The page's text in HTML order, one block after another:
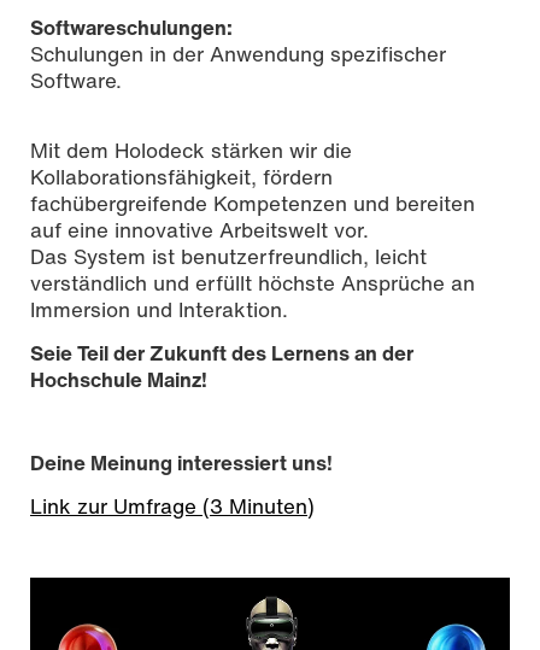
Softwareschulungen:
Schulungen in der Anwendung spezifischer
Software.
Mit dem Holodeck stärken wir die
Kollaborationsfähigkeit, fördern
fachübergreifende Kompetenzen und bereiten
auf eine innovative Arbeitswelt vor.
Das System ist benutzerfreundlich, leicht
verständlich und erfüllt höchste Ansprüche an
Immersion und Interaktion.
Seie Teil der Zukunft des Lernens an der
Hochschule Mainz!
Deine Meinung interessiert uns!
Link zur Umfrage (3 Minuten)